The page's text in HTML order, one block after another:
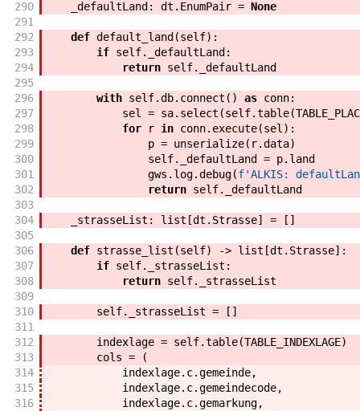
290
_defaultLand : dt . EnumPair = None
291
292
def default_land (self) :
293
if self. _defaultLand :
294
return self.
_defaultLand
295
296
with self.db. connect ( ) as conn:
297
sel = sa. select (self.table(
298
for r in conn. execute(sel ) :
299
p = unserialize( r.data)
300
self. _defaultLand = p. land
301
gws . log.debug(f'ALKIS:
302
return self.
_defaultLand
303
304
_strasseList : list [dt . Strasse] = [ ]
305
306
def strasse_list (self) -> list [dt . Strasse] :
307
if self. _strasseList :
308
return self.
_strasseList
309
310
self. _strasseList = [ ]
311
312
indexlage = self.table(TABLE_INDEXLAGE)
313
cols =
(
314
indexlage. c.gemeinde,
315
indexlage. c.gemeindecode,
316
indexlage. c.gemarkung,